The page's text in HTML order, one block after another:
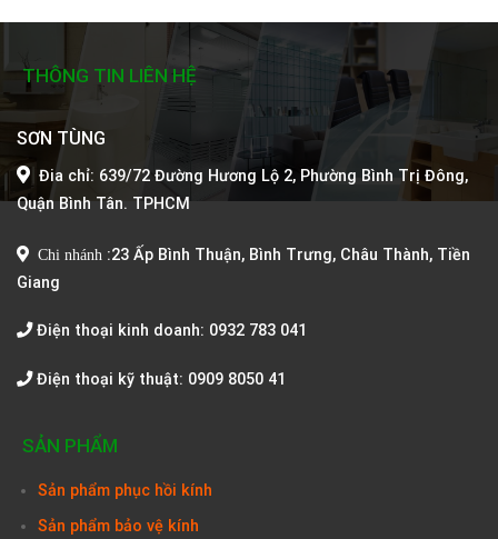
THÔNG TIN LIÊN HỆ
SƠN TÙNG
Đia chỉ: 639/72 Đường Hương Lộ 2, Phường Bình Trị Đông,
Quận Bình Tân. TPHCM
Chi nhánh :23 Ấp Bình Thuận, Bình Trưng, Châu Thành, Tiền
Giang
Điện thoại kinh doanh: 0932 783 041
Điện thoại kỹ thuật: 0909 8050 41
SẢN PHẨM
Sản phẩm phục hồi kính
Sản phẩm bảo vệ kính